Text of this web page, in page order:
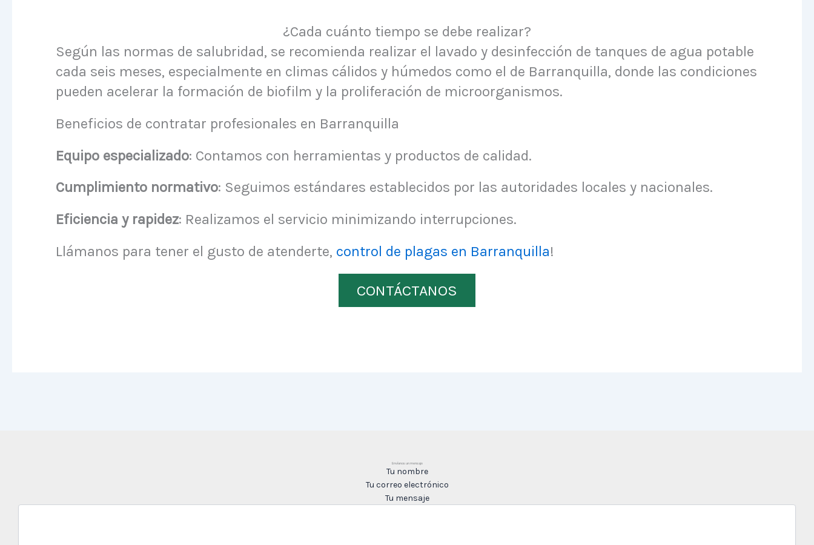
¿Cada cuánto tiempo se debe realizar?
Según las normas de salubridad, se recomienda realizar el lavado y desinfección de tanques de agua potable
cada seis meses, especialmente en climas cálidos y húmedos como el de Barranquilla, donde las condiciones
pueden acelerar la formación de biofilm y la proliferación de microorganismos.
Beneficios de contratar profesionales en Barranquilla
Equipo especializado: Contamos con herramientas y productos de calidad.
Cumplimiento normativo: Seguimos estándares establecidos por las autoridades locales y nacionales.
Eficiencia y rapidez: Realizamos el servicio minimizando interrupciones.
Llámanos para tener el gusto de atenderte, control de plagas en Barranquilla!
CONTÁCTANOS
Envíanos un mensaje
Tu nombre
Tu correo electrónico
Tu mensaje